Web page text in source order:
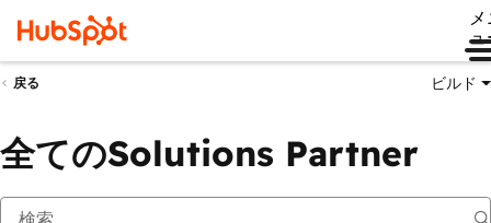
ュ
戻る ビルド
全てのSolutions Partner